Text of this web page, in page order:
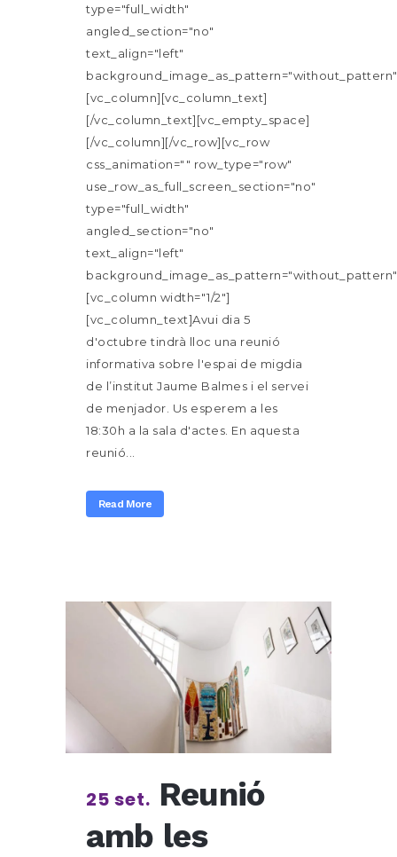
type="full_width"
angled_section="no"
text_align="left"
[vc_column][vc_column_text]
[/vc_column_text][vc_empty_space]
[/vc_column][/vc_row][vc_row
css_animation="" row_type="row"
use_row_as_full_screen_section="no"
type="full_width"
angled_section="no"
text_align="left"
[vc_column width="1/2"]
[vc_column_text]Avui dia 5
d'octubre tindrà lloc una reunió
informativa sobre l'espai de migdia
de l’institut Jaume Balmes i el servei
de menjador. Us esperem a les
18:30h a la sala d'actes. En aquesta
reunió...
Read More
25 set. Reunió
amb les